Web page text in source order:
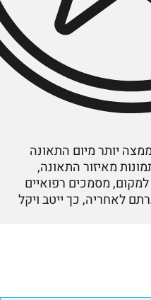
יותר מיום התאונה
מאיזור התאונה,
מסמכים רפואיים
לאחריה, כך ייטב ויקל